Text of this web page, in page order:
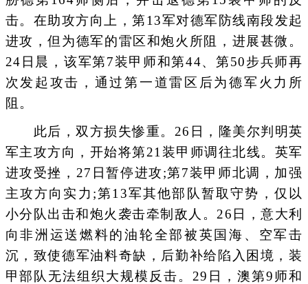
击。在助攻方向上，第13军对德军防线南段发起
进攻，但为德军的雷区和炮火所阻，进展甚微。
24日晨，该军第7装甲师和第44、第50步兵师再
次发起攻击，通过第一道雷区后为德军火力所
阻。
此后，双方损失惨重。26日，隆美尔判明英
军主攻方向，开始将第21装甲师调往北线。英军
进攻受挫，27日暂停进攻;第7装甲师北调，加强
主攻方向实力;第13军其他部队暂取守势，仅以
小分队出击和炮火袭击牵制敌人。26日，意大利
向非洲运送燃料的油轮全部被英国海、空军击
沉，致使德军油料奇缺，后勤补给陷入困境，装
甲部队无法组织大规模反击。29日，澳第9师和